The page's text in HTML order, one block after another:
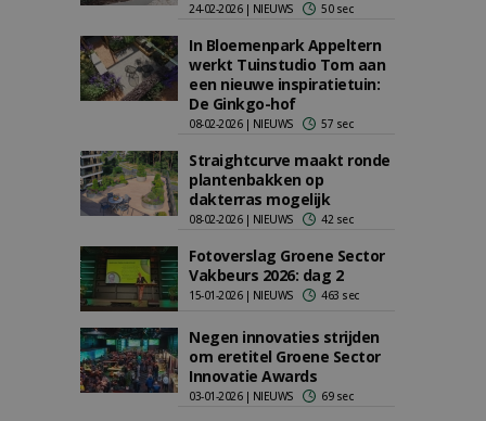
24-02-2026 | NIEUWS 50 sec
In Bloemenpark Appeltern
werkt Tuinstudio Tom aan
een nieuwe inspiratietuin:
De Ginkgo-hof
08-02-2026 | NIEUWS 57 sec
Straightcurve maakt ronde
plantenbakken op
dakterras mogelijk
08-02-2026 | NIEUWS 42 sec
Fotoverslag Groene Sector
Vakbeurs 2026: dag 2
15-01-2026 | NIEUWS 463 sec
Negen innovaties strijden
om eretitel Groene Sector
Innovatie Awards
03-01-2026 | NIEUWS 69 sec